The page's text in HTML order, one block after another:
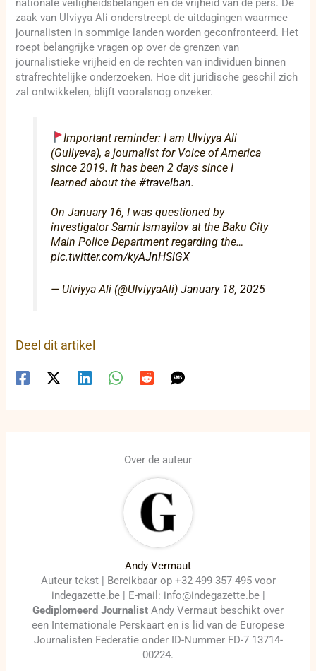
zaak van Ulviyya Ali onderstreept de uitdagingen waarmee
journalisten in sommige landen worden geconfronteerd. Het
roept belangrijke vragen op over de grenzen van
journalistieke vrijheid en de rechten van individuen binnen
strafrechtelijke onderzoeken. Hoe dit juridische geschil zich
zal ontwikkelen, blijft vooralsnog onzeker.
Important reminder: I am Ulviyya Ali
(Guliyeva), a journalist for Voice of America
since 2019. It has been 2 days since I
learned about the #travelban.
On January 16, I was questioned by
investigator Samir Ismayilov at the Baku City
Main Police Department regarding the…
pic.twitter.com/kyAJnHSlGX
— Ulviyya Ali (@UlviyyaAli) January 18, 2025
Deel dit artikel
Over de auteur
Andy Vermaut
Auteur tekst | Bereikbaar op +32 499 357 495 voor
indegazette.be | E-mail: info@indegazette.be |
Gediplomeerd Journalist Andy Vermaut beschikt over
een Internationale Perskaart en is lid van de Europese
Journalisten Federatie onder ID-Nummer FD-7 13714-
00224.